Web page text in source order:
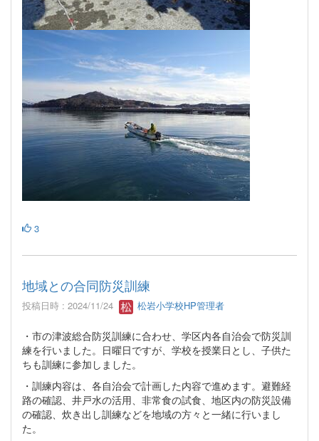
3
地域との合同防災訓練
投稿日時 : 2024/11/24 松岩小学校HP管理者
・市の津波総合防災訓練に合わせ、学区内各自治会で防災訓
練を行いました。日曜日ですが、学校を授業日とし、子供た
ちも訓練に参加しました。
・訓練内容は、各自治会で計画した内容で進めます。避難経
路の確認、井戸水の活用、非常食の試食、地区内の防災設備
の確認、炊き出し訓練などを地域の方々と一緒に行いまし
た。